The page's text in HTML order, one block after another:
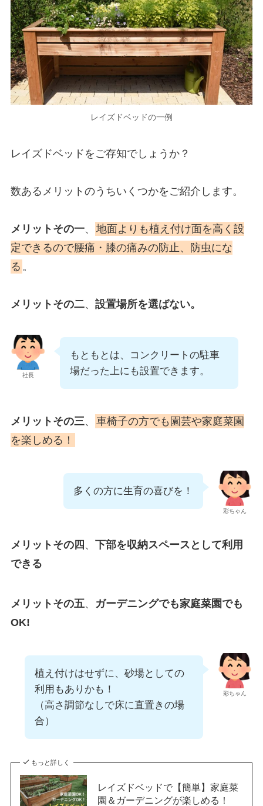
レイズドベッドの一例
レイズドベッドをご存知でしょうか？
数あるメリットのうちいくつかをご紹介します。
メリットその一、
地面よりも植え付け面を高く設
定できるので腰痛・膝の痛みの防止、防虫にな
る 。
メリットその二、 設置場所を選ばない。
社長
もともとは、コンクリートの駐車
場だった上にも設置できます。
メリットその三、
車椅子の方でも園芸や家庭菜園
を楽しめる！
彩ちゃん
多くの方に生育の喜びを！
メリットその四 、 下部を収納スペースとして利用
できる
メリットその五、
ガーデニングでも家庭菜園でも
OK!
彩ちゃん
植え付けはせずに、砂場としての
利用もありかも！
（高さ調節なしで床に直置きの場
合）
もっと詳しく
レイズドベッドで【簡単】家庭菜
園＆ガーデニングが楽しめる！